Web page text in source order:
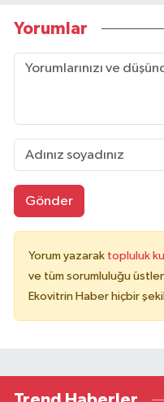
Yorumlar
Gönder
Yorum yazarak topluluk
ve tüm sorumluluğu
Ekovitrin Haber hiçbir